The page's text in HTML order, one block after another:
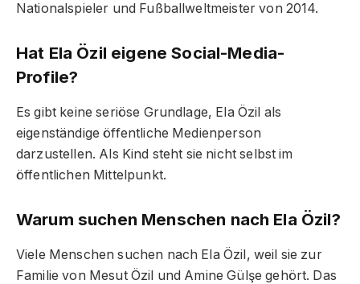
Nationalspieler und Fußballweltmeister von 2014.
Hat Ela Özil eigene Social-Media-
Profile?
Es gibt keine seriöse Grundlage, Ela Özil als
eigenständige öffentliche Medienperson
darzustellen. Als Kind steht sie nicht selbst im
öffentlichen Mittelpunkt.
Warum suchen Menschen nach Ela Özil?
Viele Menschen suchen nach Ela Özil, weil sie zur
Familie von Mesut Özil und Amine Gülşe gehört. Das